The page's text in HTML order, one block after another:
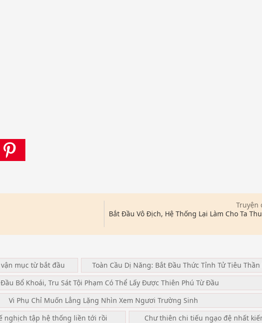
Truyện
Bắt Đầu Vô Địch, Hệ Thống Lại Làm Cho Ta
mục từ bắt đầu
Toàn Cầu Dị Năng: Bắt Đầu Thức Tỉnh Tử Tiêu Thần
Bổ Khoái, Tru Sát Tội Phạm Có Thể Lấy Được Thiên Phú Từ Đầu
Vi Phụ Chỉ Muốn Lẳng Lặng Nhìn Xem Ngươi Trường Sinh
nghịch tập hệ thống liền tới rồi
Chư thiên chi tiếu ngạo đệ nhất